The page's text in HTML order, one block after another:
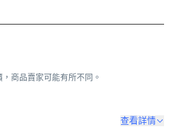
商品賣家可能有所不同。
查看詳情